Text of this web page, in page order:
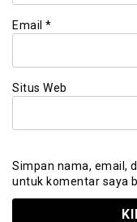
Email *
Situs Web
Simpan nama, email,
untuk komentar saya